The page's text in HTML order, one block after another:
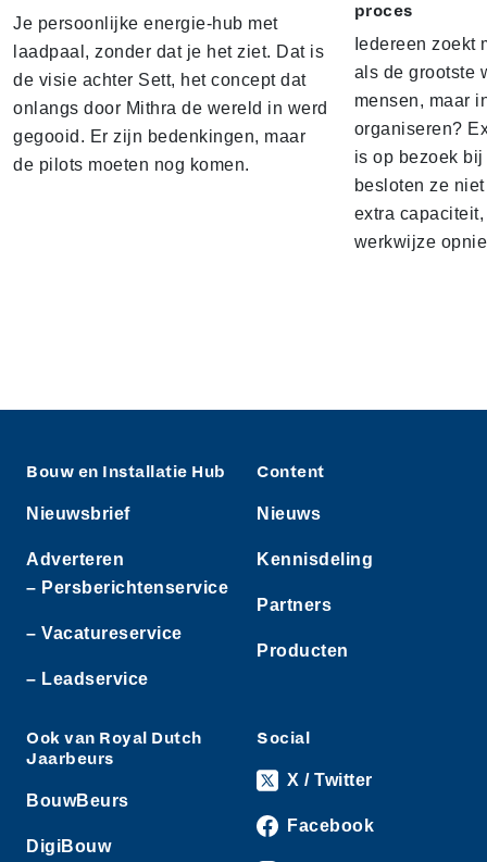
Je persoonlijke energie-hub met
laadpaal, zonder dat je het ziet. Dat is
de visie achter Sett, het concept dat
onlangs door Mithra de wereld in werd
gegooid. Er zijn bedenkingen, maar
de pilots moeten nog komen.
proces
Iedereen zoekt
als de grootste
mensen, maar
organiseren?
is op bezoek
besloten ze
extra
werkwijze
Bouw en Installatie Hub
Nieuwsbrief
Adverteren
– Persberichtenservice
– Vacatureservice
– Leadservice
Content
Nieuws
Kennisdeling
Partners
Producten
Ook van Royal Dutch
Jaarbeurs
BouwBeurs
DigiBouw
Social
X / Twitter
Facebook